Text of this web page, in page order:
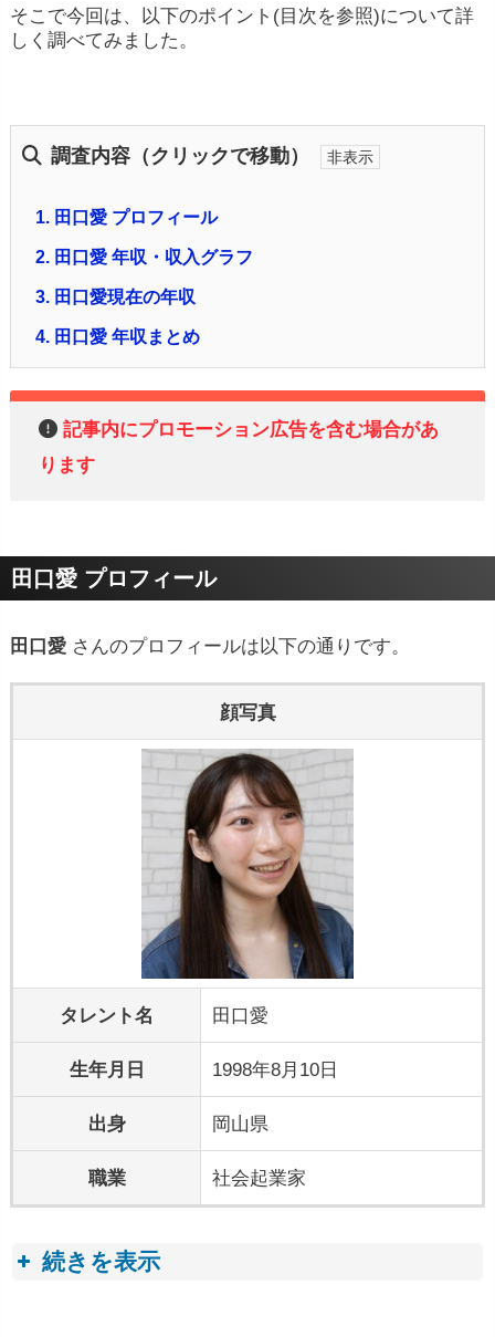
そこで今回は、以下のポイント(目次を参照)について詳
しく調べてみました。
調査内容（クリックで移動）
1. 田口愛 プロフィール
2. 田口愛 年収・収入グラフ
3. 田口愛現在の年収
4. 田口愛 年収まとめ
記事内にプロモーション広告を含む場合があ
ります
田口愛 プロフィール
田口愛 さんのプロフィールは以下の通りです。
顔写真
タレント名 田口愛
生年月日 1998年8月10日
出身 岡山県
職業 社会起業家
続きを表示